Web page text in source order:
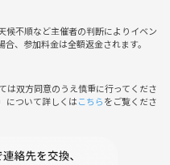
候不順など主催者の判断によりイベン
、参加料金は全額返金されます。
は双方同意のうえ慎重に行ってくださ
について詳しくはこちらをご覧くださ